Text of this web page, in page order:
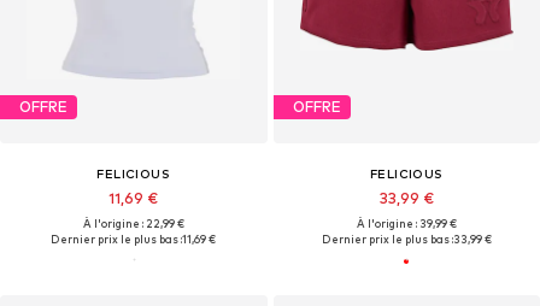
OFFRE
FELICIOUS
11,69 €
À l'origine : 22,99 €
Dernier prix le plus bas :11,69 €
OFFRE
FELICIOUS
33,99 €
À l'origine : 39,99 €
Dernier prix le plus bas :33,99 €